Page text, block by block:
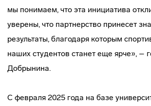
мы понимаем, что эта инициатива
уверены, что партнерство принесет
результаты, благодаря которым
наших студентов станет еще ярче», –
Добрынина.
С февраля 2025 года на базе